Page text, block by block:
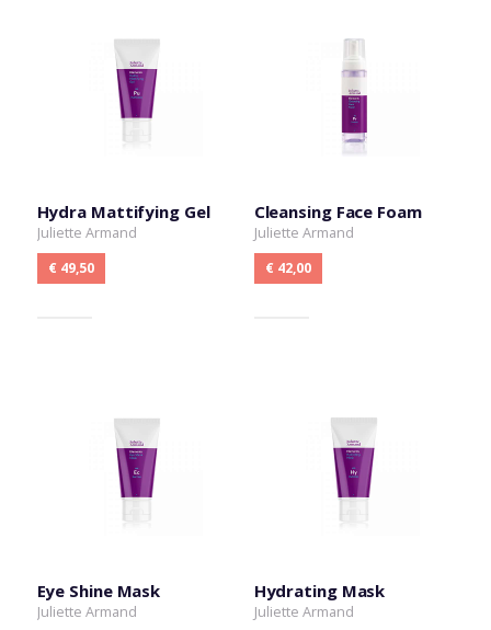
Hydra Mattifying Gel
Juliette Armand
€ 49,50
Cleansing Face Foam
Juliette Armand
€ 42,00
Eye Shine Mask
Juliette Armand
Hydrating Mask
Juliette Armand